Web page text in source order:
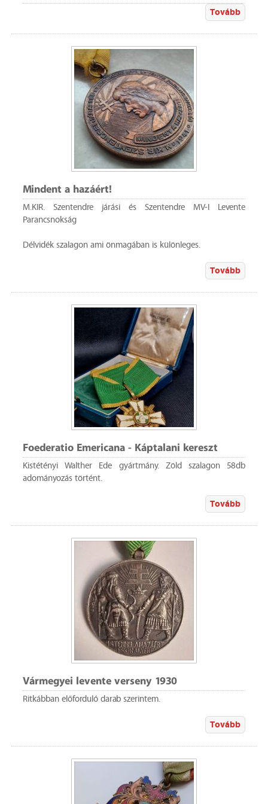
Tovább
Mindent a hazáért!
M.KIR. Szentendre járási és Szentendre MV-I Levente
Parancsnokság
Délvidék szalagon ami önmagában is különleges.
Tovább
Foederatio Emericana - Káptalani kereszt
Kistétényi Walther Ede gyártmány. Zöld szalagon 58db
adományozás történt.
Tovább
Vármegyei levente verseny 1930
Ritkábban előforduló darab szerintem.
Tovább